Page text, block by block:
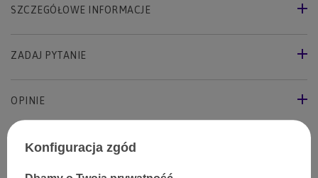
SZCZEGÓŁOWE INFORMACJE
ZADAJ PYTANIE
OPINIE
Twój pies to polubi
Konfiguracja zgód